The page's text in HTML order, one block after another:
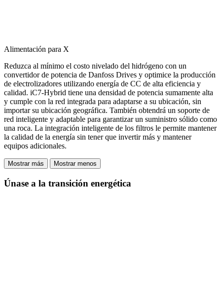
Alimentación para X
Reduzca al mínimo el costo nivelado del hidrógeno con un
convertidor de potencia de Danfoss Drives y optimice la producción
de electrolizadores utilizando energía de CC de alta eficiencia y
calidad. iC7-Hybrid tiene una densidad de potencia sumamente alta
y cumple con la red integrada para adaptarse a su ubicación, sin
importar su ubicación geográfica. También obtendrá un soporte de
red inteligente y adaptable para garantizar un suministro sólido como
una roca. La integración inteligente de los filtros le permite mantener
la calidad de la energía sin tener que invertir más y mantener
equipos adicionales.
Mostrar más Mostrar menos
Únase a la transición energética